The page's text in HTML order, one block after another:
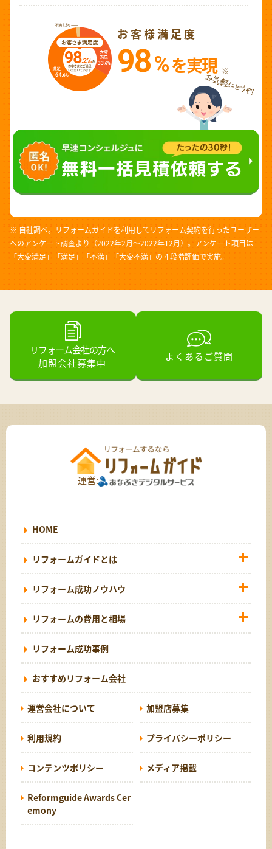
お客様満足度
98%を実現 ※
※ 自社調べ。リフォームガイドを利用してリフォーム契約を行ったユーザー
へのアンケート調査より（2022年2月～2022年12月）。アンケート項目は
「大変満足」「満足」「不満」「大変不満」の４段階評価で実施。
リフォーム会社の方へ
加盟会社募集中
よくあるご質問
運営:
HOME
リフォームガイドとは
リフォーム成功ノウハウ
リフォームの費用と相場
リフォーム成功事例
おすすめリフォーム会社
運営会社について 加盟店募集
利用規約 プライバシーポリシー
コンテンツポリシー メディア掲載
Reformguide Awards Cer
emony